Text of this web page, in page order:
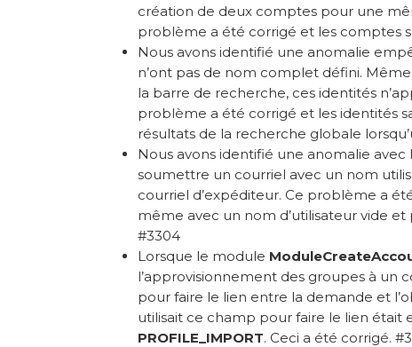
création de deux comptes pour une
problème a été corrigé et les comptes
Nous avons identifié une anomalie
n’ont pas de nom complet défini.
la barre de recherche, ces identités
problème a été corrigé et les identités
résultats de la recherche globale
Nous avons identifié une anomalie
soumettre un courriel avec un nom
courriel d’expéditeur. Ce problème a
même avec un nom d’utilisateur vide
#3304
Lorsque le module
l’approvisionnement des groupes à un
pour faire le lien entre la demande et
utilisait ce champ pour faire le lien
PROFILE_IMPORT. Ceci a été corrigé.